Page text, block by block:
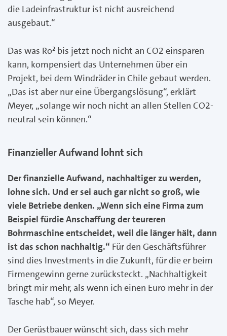
die Ladeinfrastruktur ist nicht ausreichend
ausgebaut.“
Das was Ro² bis jetzt noch nicht an CO2 einsparen
kann, kompensiert das Unternehmen über ein
Projekt, bei dem Windräder in Chile gebaut werden.
„Das ist aber nur eine Übergangslösung“, erklärt
Meyer, „solange wir noch nicht an allen Stellen CO2-
neutral sein können.“
Finanzieller Aufwand lohnt sich
Der finanzielle Aufwand, nachhaltiger zu werden,
lohne sich. Und er sei auch gar nicht so groß, wie
viele Betriebe denken. „Wenn sich eine Firma zum
Beispiel fürdie Anschaffung der teureren
Bohrmaschine entscheidet, weil die länger hält, dann
ist das schon nachhaltig.“ Für den Geschäftsführer
sind dies Investments in die Zukunft, für die er beim
Firmengewinn gerne zurücksteckt. „Nachhaltigkeit
bringt mir mehr, als wenn ich einen Euro mehr in der
Tasche hab“, so Meyer.
Der Gerüstbauer wünscht sich, dass sich mehr